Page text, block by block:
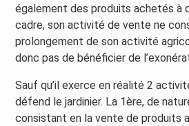
également des produits achetés à
cadre, son activité de vente ne
prolongement de son activité
donc pas de bénéficier de
Sauf qu’il exerce en réalité 2
défend le jardinier. La 1ère, de
consistant en la vente de produits